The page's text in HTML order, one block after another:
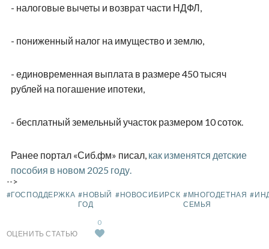
- налоговые вычеты и возврат части НДФЛ,
- пониженный налог на имущество и землю,
- единовременная выплата в размере 450 тысяч
рублей на погашение ипотеки,
- бесплатный земельный участок размером 10 соток.
Ранее портал «Сиб.фм» писал, как изменятся детские
пособия в новом 2025 году.
-->
#ГОСПОДДЕРЖКА #НОВЫЙ
ГОД
#НОВОСИБИРСК #МНОГОДЕТНАЯ
СЕМЬЯ
ОЦЕНИТЬ СТАТЬЮ
0